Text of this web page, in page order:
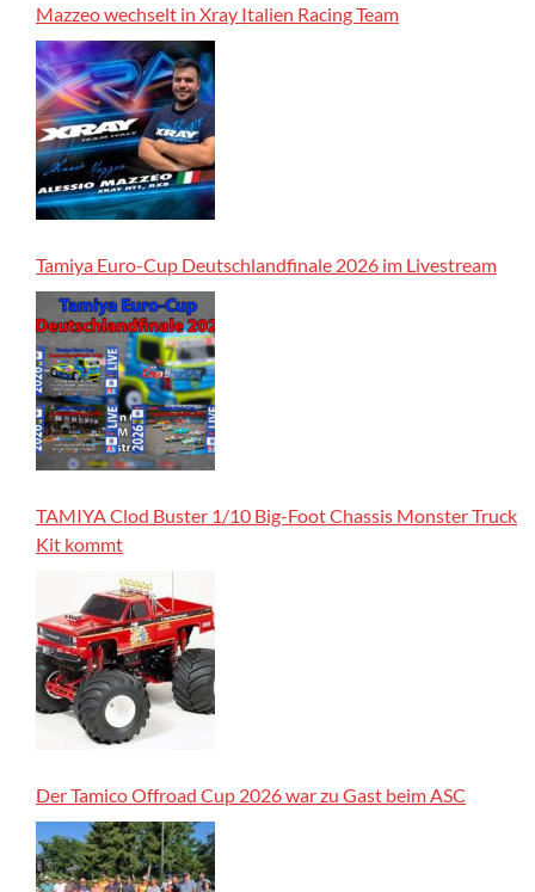
Mazzeo wechselt in Xray Italien Racing Team
Tamiya Euro-Cup Deutschlandfinale 2026 im Livestream
TAMIYA Clod Buster 1/10 Big-Foot Chassis Monster Truck
Kit kommt
Der Tamico Offroad Cup 2026 war zu Gast beim ASC